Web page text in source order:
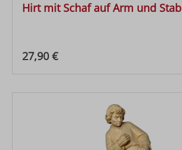
Hirt mit Schaf auf Arm und Stab
Regulärer Preis:
27,90 €